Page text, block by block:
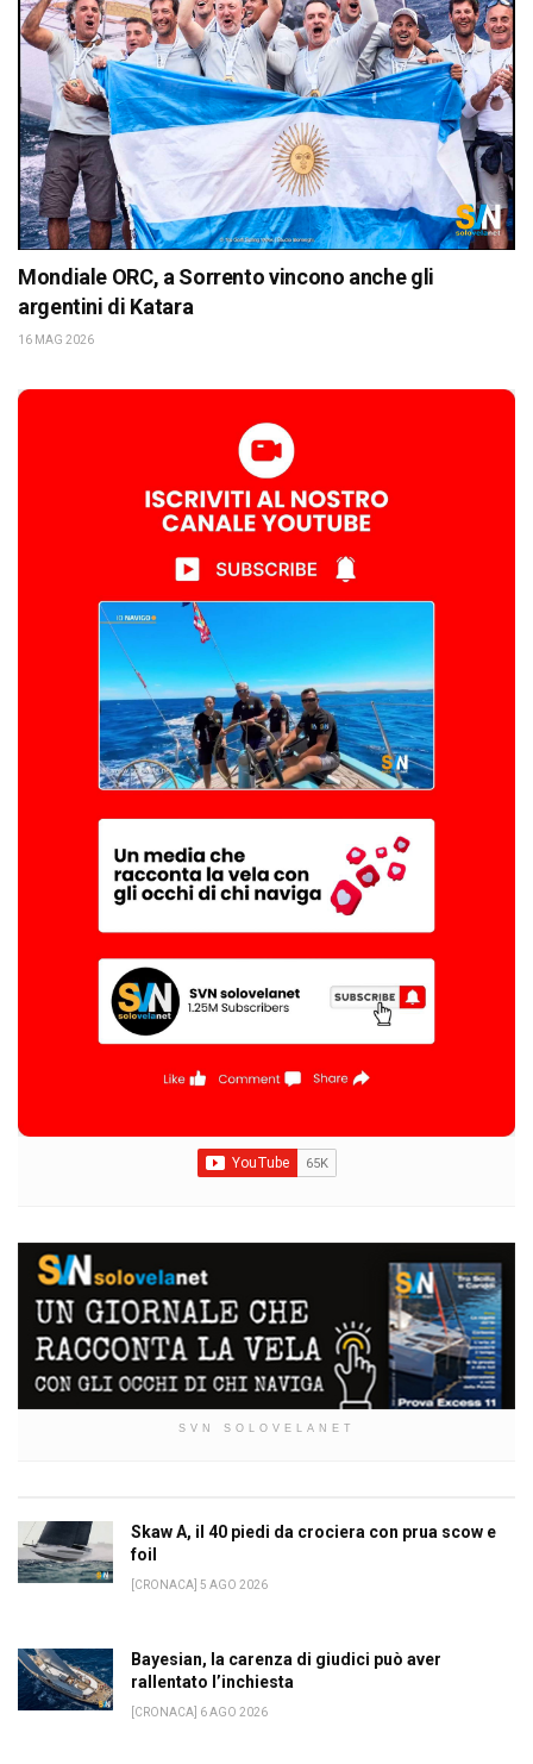
Mondiale ORC, a Sorrento vincono anche gli
argentini di Katara
16 MAG 2026
SVN SOLOVELANET
Skaw A, il 40 piedi da crociera con prua scow e
foil
[CRONACA] 5 AGO 2026
Bayesian, la carenza di giudici può aver
rallentato l’inchiesta
[CRONACA] 6 AGO 2026